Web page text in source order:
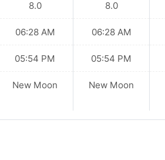
8.0
06:28 AM
05:54 PM
New Moon
8.0
06:28 AM
05:54 PM
New Moon